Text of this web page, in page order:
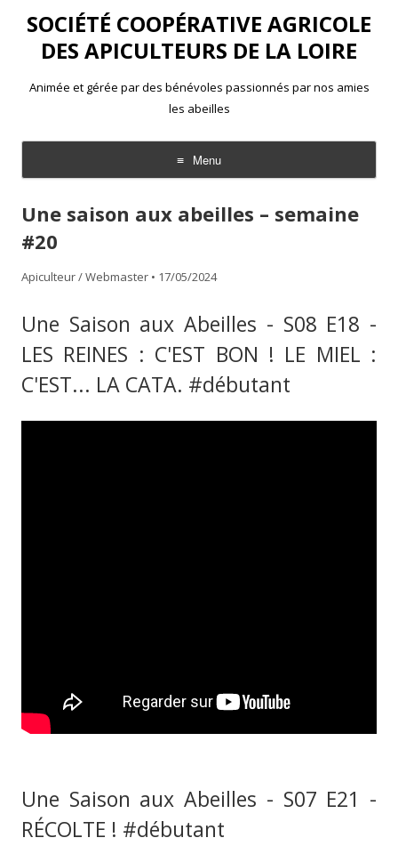
SOCIÉTÉ COOPÉRATIVE AGRICOLE
DES APICULTEURS DE LA LOIRE
Animée et gérée par des bénévoles passionnés par nos amies
les abeilles
Menu
Aller
contenu
Une saison aux abeilles – semaine
#20
Apiculteur / Webmaster • 17/05/2024
Une Saison aux Abeilles - S08 E18 -
LES REINES : C'EST BON ! LE MIEL :
C'EST... LA CATA. #débutant
Une Saison aux Abeilles - S07 E21 -
RÉCOLTE ! #débutant